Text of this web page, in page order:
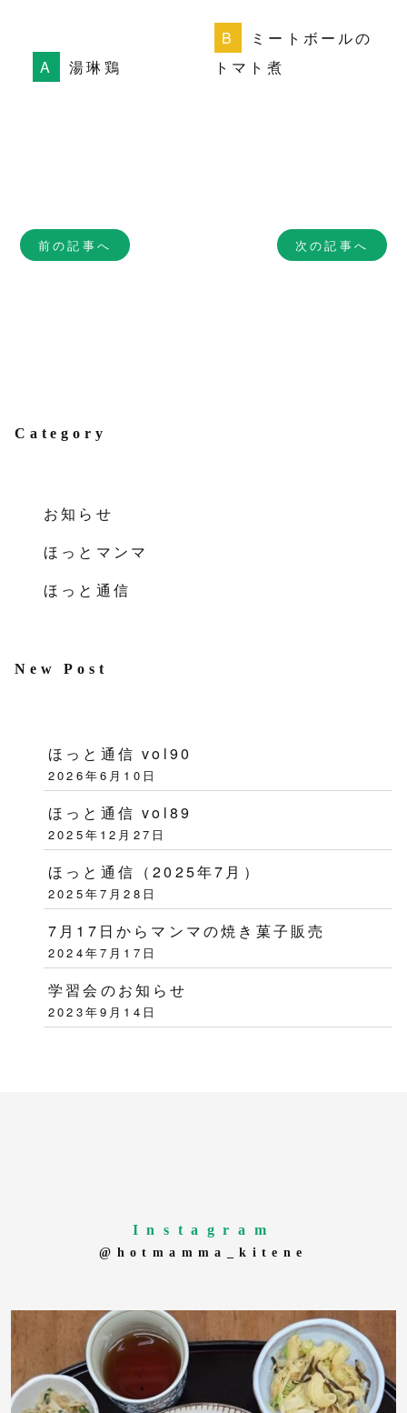
湯琳鶏
ミートボールの
トマト煮
前の記事へ 次の記事へ
Category
お知らせ
ほっとマンマ
ほっと通信
New Post
ほっと通信 vol90
2026年6月10日
ほっと通信 vol89
2025年12月27日
ほっと通信（2025年7月）
2025年7月28日
7月17日からマンマの焼き菓子販売
2024年7月17日
学習会のお知らせ
2023年9月14日
Instagram
@hotmamma_kitene